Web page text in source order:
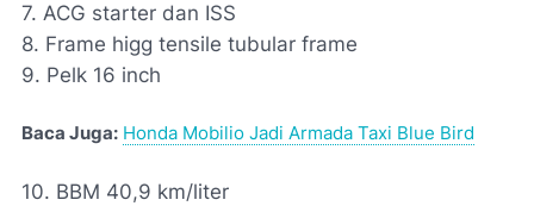
7. ACG starter dan ISS
8. Frame higg tensile tubular frame
9. Pelk 16 inch
Baca Juga: Honda Mobilio Jadi Armada Taxi Blue Bird
10. BBM 40,9 km/liter